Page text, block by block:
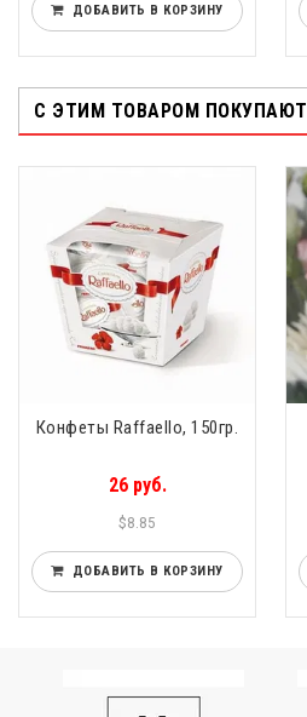
ДОБАВИТЬ В КОРЗИНУ
С ЭТИМ ТОВАРОМ ПОКУПАЮТ
Конфеты Raffaello, 150гр.
26 руб.
$8.85
ДОБАВИТЬ В КОРЗИНУ